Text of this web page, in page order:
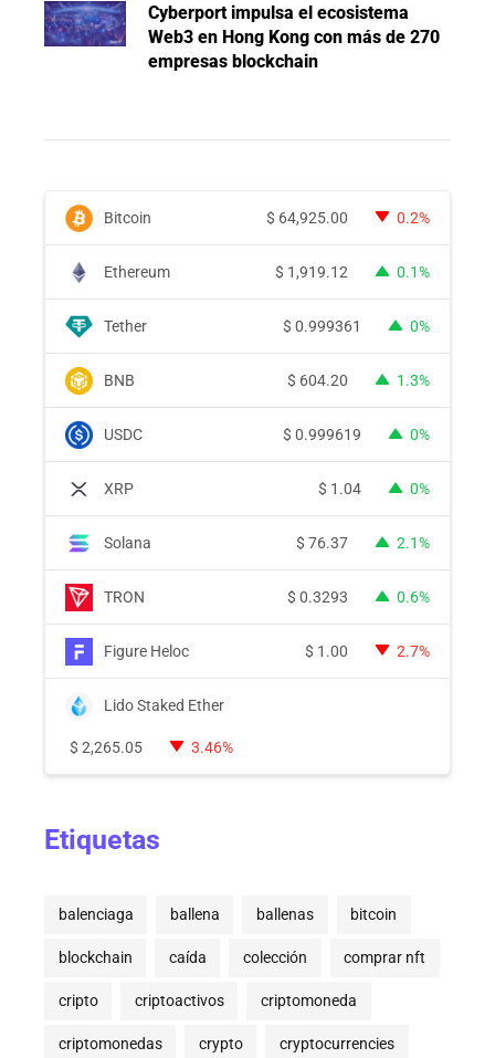
Cyberport impulsa el ecosistema
Web3 en Hong Kong con más de 270
empresas blockchain
Bitcoin $ 64,925.00 0.2%
Ethereum $ 1,919.12 0.1%
Tether $ 0.999361 0%
BNB $ 604.20 1.3%
USDC $ 0.999619 0%
XRP $ 1.04 0%
Solana $ 76.37 2.1%
TRON $ 0.3293 0.6%
Figure Heloc $ 1.00 2.7%
Lido Staked Ether
$ 2,265.05 3.46%
Etiquetas
balenciaga ballena ballenas bitcoin
blockchain caída colección comprar nft
cripto criptoactivos criptomoneda
criptomonedas crypto cryptocurrencies